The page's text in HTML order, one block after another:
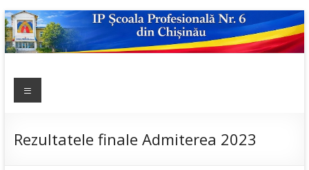
Skip
to
content
NR.6
scoala
nr.6; școală
Meniu
Rezultatele finale Admiterea 2023